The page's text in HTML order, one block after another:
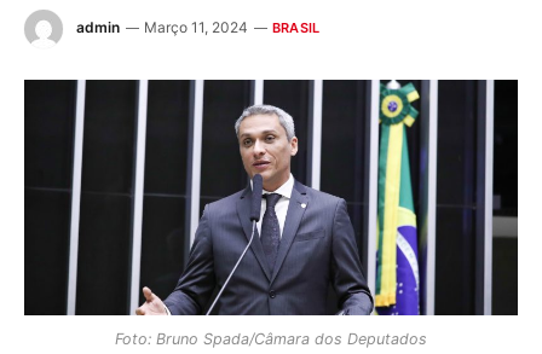
admin Março 11, 2024 BRASIL
Foto: Bruno Spada/Câmara dos Deputados